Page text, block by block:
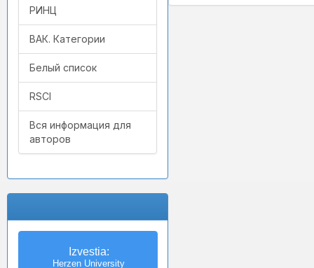
РИНЦ
ВАК. Категории
Белый список
RSCI
Вся информация для
авторов
Izvestia:
Herzen University